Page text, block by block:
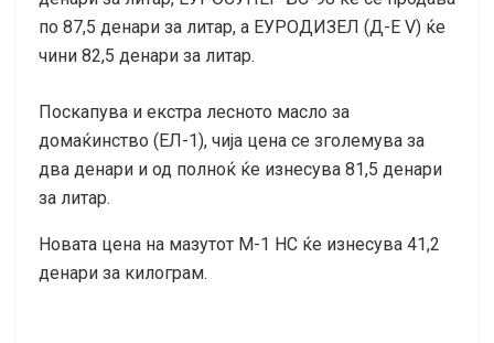
по 87,5 денари за литар, а ЕУРОДИЗЕЛ (Д-Е V) ќе
чини 82,5 денари за литар.
Поскапува и екстра лесното масло за
домаќинство (ЕЛ-1), чија цена се зголемува за
два денари и од полноќ ќе изнесува 81,5 денари
за литар.
Новата цена на мазутот М-1 НС ќе изнесува 41,2
денари за килограм.